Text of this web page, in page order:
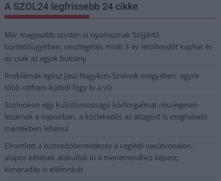
A SZOL24 legfrissebb 24 cikke
Már magasabb szinten is nyomoznak Szijjártó
büntetőügyében, vesztegetés miatt 3 év letöltendőt kaphat és
ez csak az egyik botrány
Problémák egész Jász-Nagykun-Szolnok megyében: egyre
több otthoni kútból fogy ki a víz
Szolnokon egy kulcsfontosságú körforgalmat részlegesen
lezárnak a napokban, a közlekedés az átlagost is meghaladó
mértékben lebénul
Elromlott a biztosítóberendezés a ceglédi vasútvonalon,
alapos késések alakultak ki a menetrendhez képest,
kimaradás is előfordult